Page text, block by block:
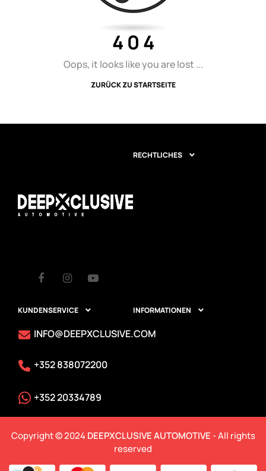
4 0 4
Oops, it looks like you are lost ...
ZURÜCK ZU STARTSEITE
FacebookInstagram
RECHTLICHES 
KUNDENSERVICE  INFORMATIONEN 
INFO@DEEPXCLUSIVE.COM
+352 838072200
+352 20334789
Copyright © 2024DEEPXCLUSIVE AUTOMOTIVE - All rights
reserved